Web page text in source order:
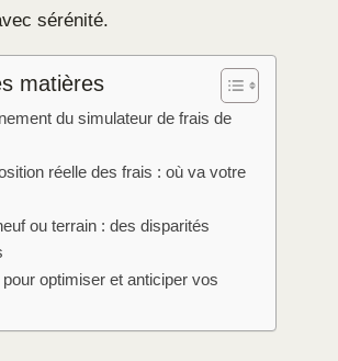
sérénité.
matières
du simulateur de frais de
réelle des frais : où va votre
ou terrain : des disparités
optimiser et anticiper vos